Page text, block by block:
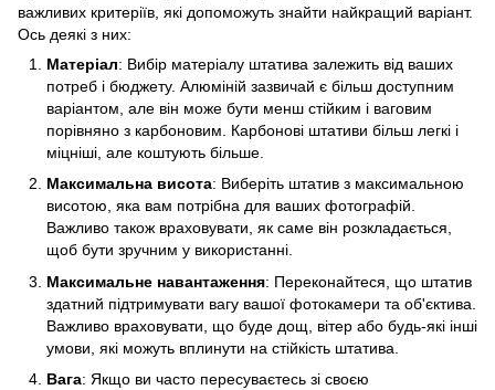
важливих критеріїв, які допоможуть знайти найкращий варіант.
Ось деякі з них:
Матеріал: Вибір матеріалу штатива залежить від ваших
потреб і бюджету. Алюміній зазвичай є більш доступним
варіантом, але він може бути менш стійким і ваговим
порівняно з карбоновим. Карбонові штативи більш легкі і
міцніші, але коштують більше.
Максимальна висота: Виберіть штатив з максимальною
висотою, яка вам потрібна для ваших фотографій.
Важливо також враховувати, як саме він розкладається,
щоб бути зручним у використанні.
Максимальне навантаження: Переконайтеся, що штатив
здатний підтримувати вагу вашої фотокамери та об'єктива.
Важливо враховувати, що буде дощ, вітер або будь-які інші
умови, які можуть вплинути на стійкість штатива.
Вага: Якщо ви часто пересуваєтесь зі своєю